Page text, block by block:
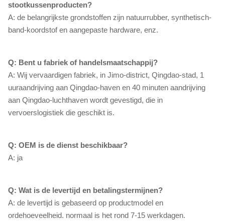
stootkussenproducten?
A: de belangrijkste grondstoffen zijn natuurrubber, synthetisch-
band-koordstof en aangepaste hardware, enz.
Q: Bent u fabriek of handelsmaatschappij?
A: Wij vervaardigen fabriek, in Jimo-district, Qingdao-stad, 1
uuraandrijving aan Qingdao-haven en 40 minuten aandrijving
aan Qingdao-luchthaven wordt gevestigd, die in
vervoerslogistiek die geschikt is.
Q: OEM is de dienst beschikbaar?
A: ja
Q: Wat is de levertijd en betalingstermijnen?
A: de levertijd is gebaseerd op productmodel en
ordehoeveelheid. normaal is het rond 7-15 werkdagen.